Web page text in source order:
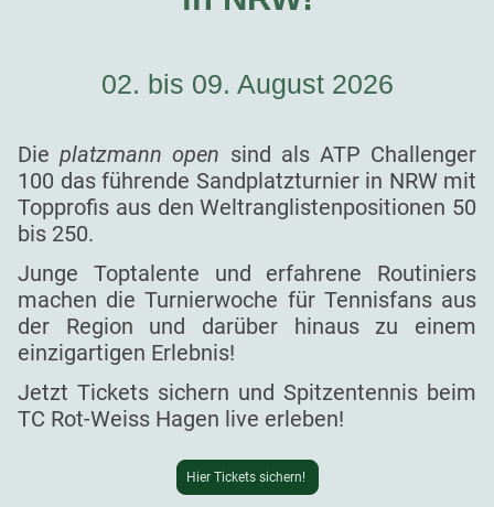
02. bis 09. August 2026
Dieplatzmann open sind als ATP Challenger
100 das führende Sandplatzturnier in NRW mit
Topprofis aus den Weltranglistenpositionen 50
bis 250.
Junge Toptalente und erfahrene Routiniers
machen die Turnierwoche für Tennisfans aus
der Region und darüber hinaus zu einem
einzigartigen Erlebnis!
Jetzt Tickets sichern und Spitzentennis beim
TC Rot-Weiss Hagen live erleben!
Hier Tickets sichern!